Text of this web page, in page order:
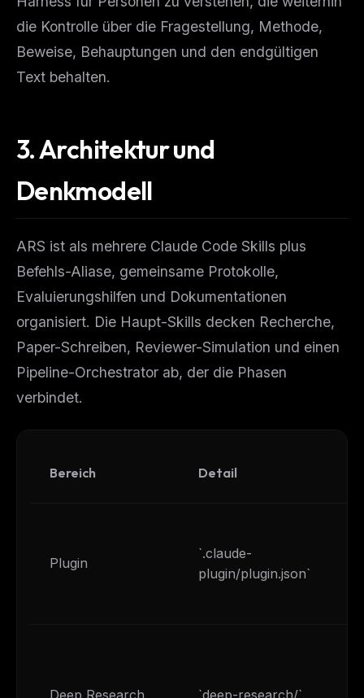
die Kontrolle über die Fragestellung, Methode,
Beweise, Behauptungen und den endgültigen
Text behalten.
3.Architektur und
Denkmodell
ARS ist als mehrere Claude Code Skills plus
Befehls-Aliase, gemeinsame Protokolle,
Evaluierungshilfen und Dokumentationen
organisiert. Die Haupt-Skills decken Recherche,
Paper-Schreiben, Reviewer-Simulation und einen
Pipeline-Orchestrator ab, der die Phasen
verbindet.
Bereich Detail
Plugin
`.claude-
plugin/plugin.json`
Deep Research `deep-research/`